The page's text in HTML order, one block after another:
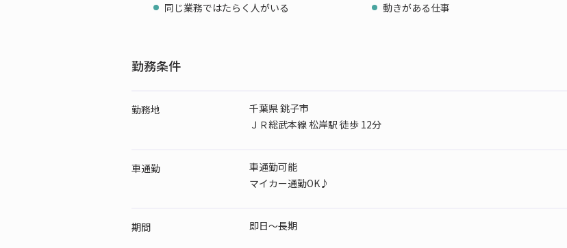
同じ業務ではたらく人がいる
動きがある仕事
勤務条件
勤務地
千葉県 銚子市
ＪＲ総武本線 松岸駅 徒歩 12分
車通勤
車通勤可能
マイカー通勤OK♪
期間 即日～長期